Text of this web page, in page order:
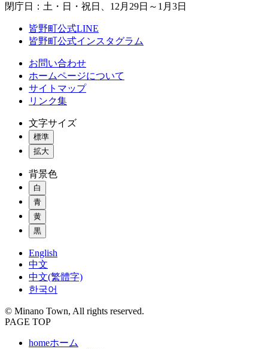
閉庁日：土・日・祝日、12月29日～1月3日
皆野町公式LINE
皆野町公式インスタグラム
お問い合わせ
ホームページについて
サイトマップ
リンク集
文字サイズ
標準
拡大
背景色
白
青
黄
黒
English
中文
中文(繁體字)
한국어
© Minano Town, All rights reserved.
PAGE TOP
homeホーム